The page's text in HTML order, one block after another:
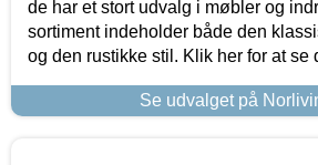
de har et stort udvalg i møbler og
sortiment indeholder både den
og den rustikke stil. Klik her for at se
Se udvalget på